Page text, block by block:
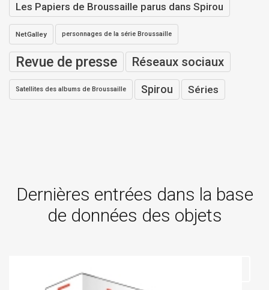
Les Papiers de Broussaille parus dans Spirou
NetGalley personnages de la série Broussaille
Revue de presse Réseaux sociaux
Satellites des albums de Broussaille Spirou Séries
Dernières entrées dans la base
de données des objets